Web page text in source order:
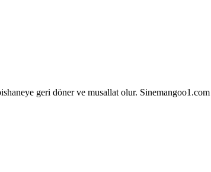
geri döner ve musallat olur.